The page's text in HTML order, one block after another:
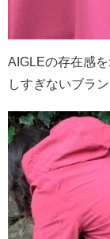
AIGLEの存在感
しすぎないブラ